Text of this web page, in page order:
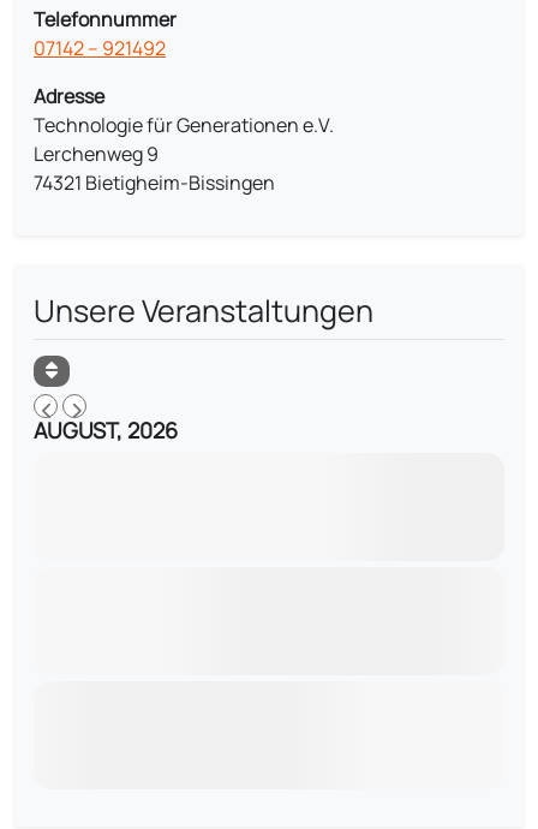
Telefonnummer
07142 – 921492
Adresse
Technologie für Generationen e.V.
Lerchenweg 9
74321 Bietigheim-Bissingen
Unsere Veranstaltungen
AUGUST, 2026